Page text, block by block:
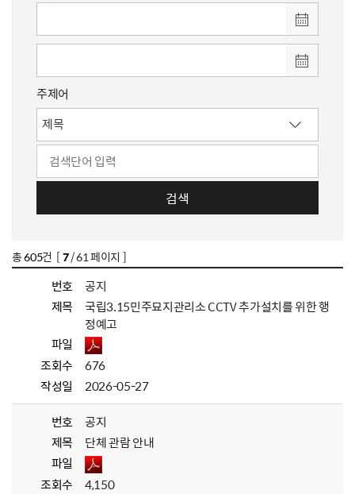
주제어
검색
총605건 [7/ 61 페이지 ]
번호
공지
제목
국립3.15민주묘지관리소 CCTV 추가설치를 위한 행
정예고
파일
조회수
676
작성일
2026-05-27
번호
공지
제목
단체 관람 안내
파일
조회수
4,150